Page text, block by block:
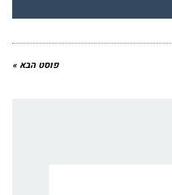
פוסט הבא »